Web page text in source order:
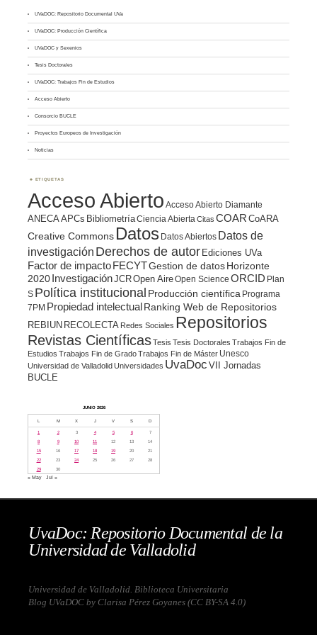
UVaDOC: Repositorio Documental UVa
UVaDOC: Producción Científica
UVaDOC y Sexenios
Tesis Doctorales
UVaDOC: Trabajos Fin de Estudios
Acceso Abierto
Consorcio BUCLE
Proyectos Europeos de Investigación
Noticias
ETIQUETAS
Acceso Abierto Acceso Abierto Diamante
ANECA APCs BibliometríaCiencia Abierta Citas COAR CoARA
Creative Commons Datos Datos Abiertos Datos de
investigación Derechos de autor Ediciones UVa
Factor de impacto FECYTGestion de datosHorizonte
2020 InvestigaciónJCROpen AireOpen Science ORCID Plan
S Política institucional Producción científica Programa
7PM Propiedad intelectualRanking Web de Repositorios
REBIUN RECOLECTA Redes Sociales Repositorios
Revistas CientíficasTesis Tesis Doctorales Trabajos Fin de
Estudios Trabajos Fin de GradoTrabajos Fin de Máster Unesco
Universidad de ValladolidUniversidades UvaDoc VII Jornadas
BUCLE
JUNIO 2026
L M X J V S D
1 2 3 4 5 6
7
8
9 10 11 12 13
14
15
16 17 18 19 20
21
22
23 24 25 26 27
28
29
30
« May Jul »
UvaDoc: Repositorio Documental de la
Universidad de Valladolid
Universidad de Valladolid. Biblioteca Universitaria
Blog UVaDOC by Clarisa Pérez Goyanes (CC BY-SA 4.0)